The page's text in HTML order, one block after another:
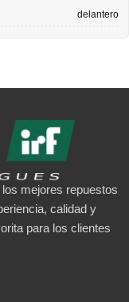
delantero
mejores repuestos
calidad y
para los clientes